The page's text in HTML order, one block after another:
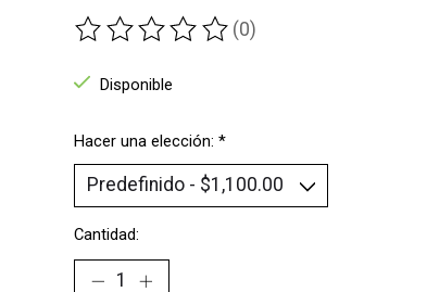
The rating of this product is
(0)
Disponible
Hacer una elección: *
Cantidad: